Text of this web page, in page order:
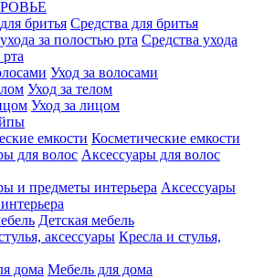
Средства для бритья
Средства ухода
Уход за волосами
Уход за телом
Уход за лицом
Косметические емкости
Аксессуары для волос
Аксессуары
Детская мебель
Кресла и стулья,
Мебель для дома